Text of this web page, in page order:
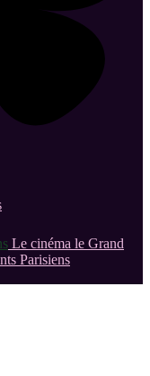
Le cinéma le Grand
Parisiens